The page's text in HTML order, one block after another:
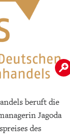
beruft die
Jagoda
des